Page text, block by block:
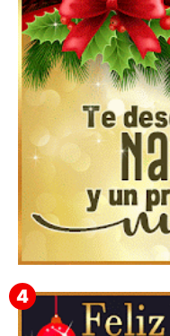
Feliz Navidad y